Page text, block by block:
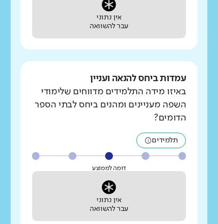
אין נתוני
עבר להשוואה
עמדות ביחס להנאה ועניין
באיזו מידה התלמידים מדווחים שלימודי
השפה מעניינים ומהנים ביחס לבתי הספר
הדומים?
תלמידים
דומה לממוצע
אין נתוני
עבר להשוואה